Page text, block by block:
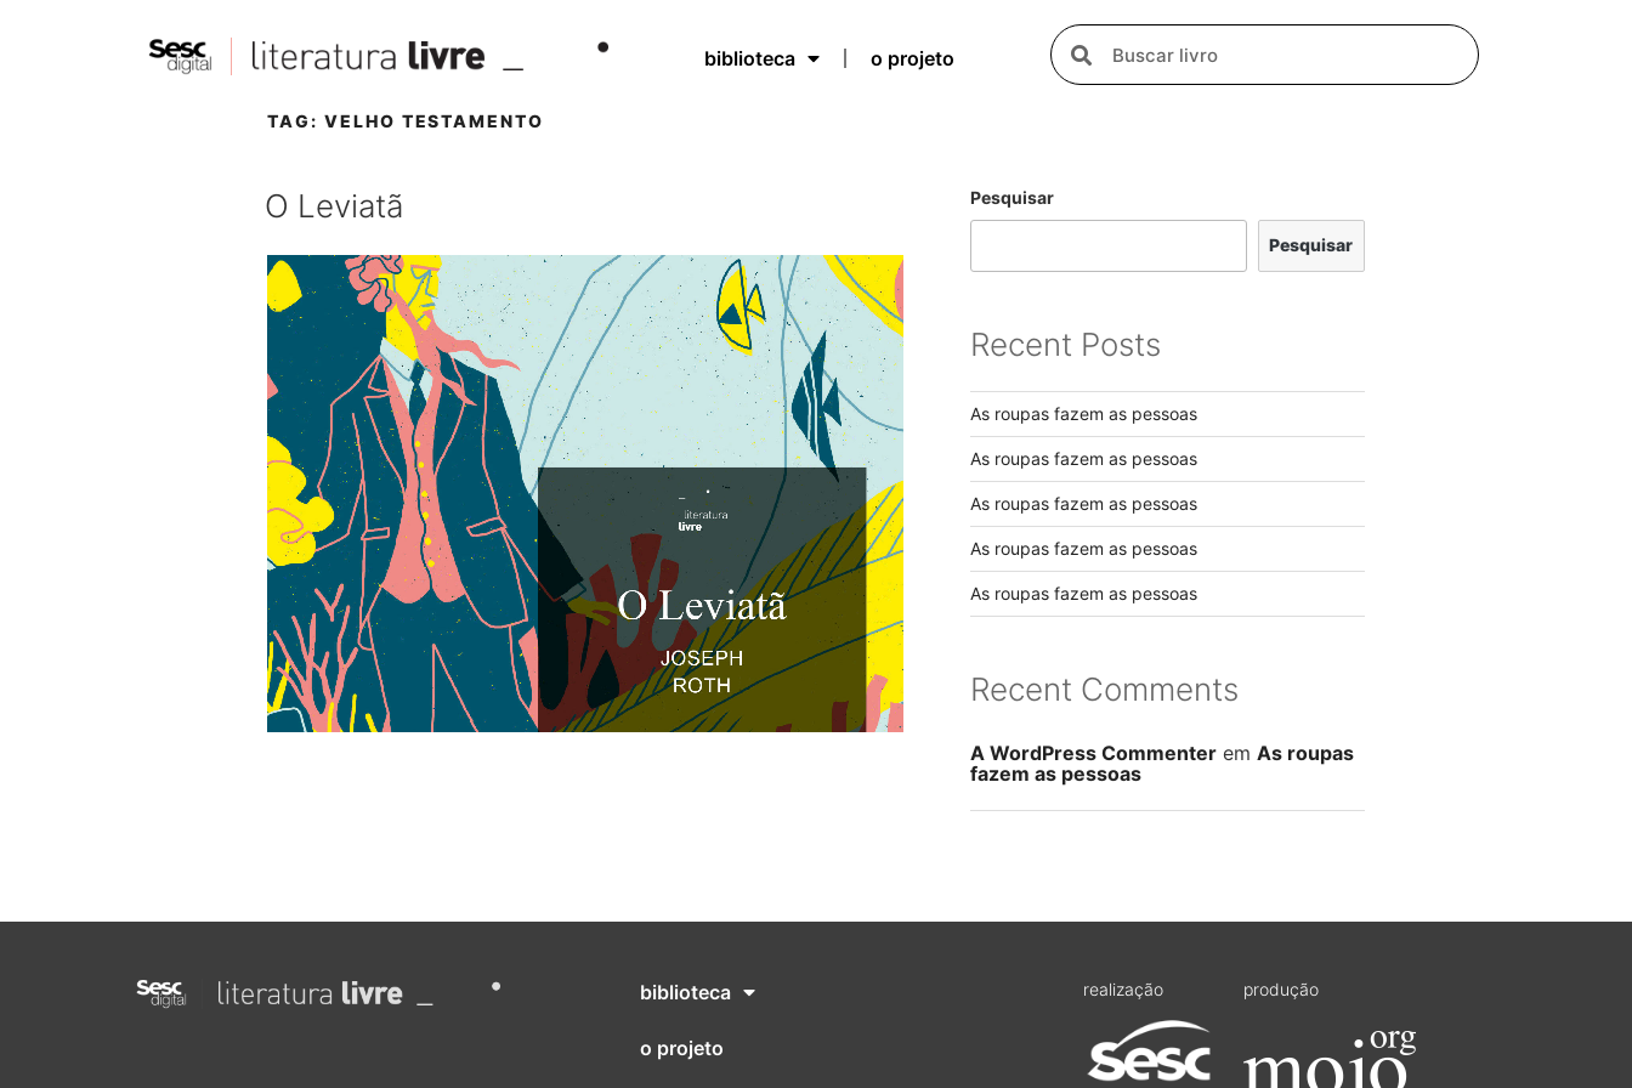
biblioteca o projeto
TAG: VELHO TESTAMENTO
O Leviatã Pesquisar
Pesquisar
Recent Posts
As roupas fazem as pessoas
As roupas fazem as pessoas
As roupas fazem as pessoas
As roupas fazem as pessoas
As roupas fazem as pessoas
Recent Comments
A WordPress Commenterem As roupas
fazem as pessoas
biblioteca
o projeto
realização produção